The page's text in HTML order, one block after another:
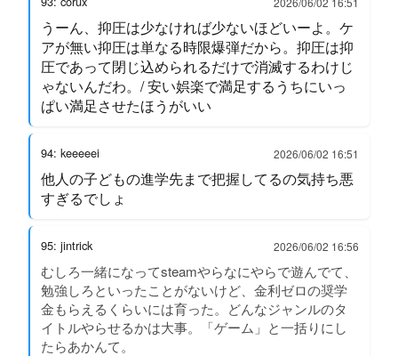
うーん、抑圧は少なければ少ないほどいーよ。ケ
アが無い抑圧は単なる時限爆弾だから。抑圧は抑
圧であって閉じ込められるだけで消滅するわけじ
ゃないんだわ。/ 安い娯楽で満足するうちにいっ
ぱい満足させたほうがいい
94: keeeeei 2026/06/02 16:51
他人の子どもの進学先まで把握してるの気持ち悪
すぎるでしょ
95: jintrick 2026/06/02 16:56
むしろ一緒になってsteamやらなにやらで遊んでて、
勉強しろといったことがないけど、金利ゼロの奨学
金もらえるくらいには育った。どんなジャンルのタ
イトルやらせるかは大事。「ゲーム」と一括りにし
たらあかんて。